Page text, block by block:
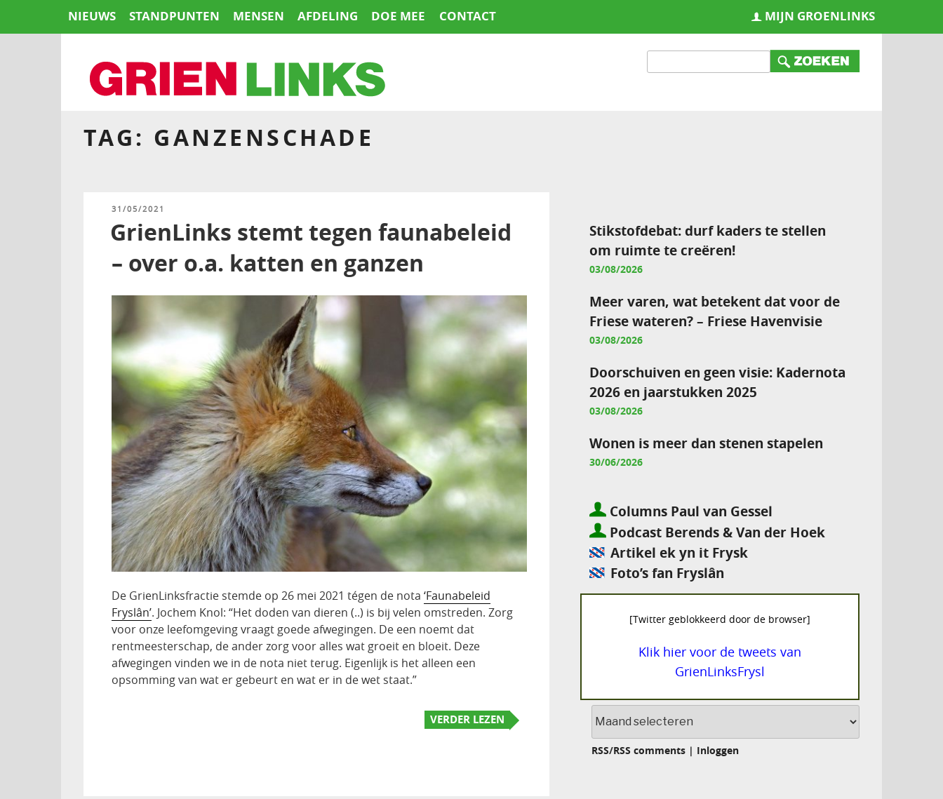
NIEUWS STANDPUNTEN MENSEN AFDELING DOE MEE CONTACT MIJN GROENLINKS
HOME
TAG: GANZENSCHADE
GEPLAATST
31/05/2021
GrienLinks stemt tegen faunabeleid
– over o.a. katten en ganzen
De GrienLinksfractie stemde op 26 mei 2021 tégen de nota ‘Faunabeleid
Fryslân’. Jochem Knol: “Het doden van dieren (..) is bij velen omstreden. Zorg
voor onze leefomgeving vraagt goede afwegingen. De een noemt dat
rentmeesterschap, de ander zorg voor alles wat groeit en bloeit. Deze
afwegingen vinden we in de nota niet terug. Eigenlijk is het alleen een
opsomming van wat er gebeurt en wat er in de wet staat.”
VERDER LEZEN
Stikstofdebat: durf kaders te stellen
om ruimte te creëren!
03/08/2026
Meer varen, wat betekent dat voor de
Friese wateren? – Friese Havenvisie
03/08/2026
Doorschuiven en geen visie: Kadernota
2026 en jaarstukken 2025
03/08/2026
Wonen is meer dan stenen stapelen
30/06/2026
Columns Paul van Gessel
Podcast Berends & Van der Hoek
Artikel ek yn it Frysk
Foto’s fan Fryslân
[Twitter geblokkeerd door de browser]
Klik hier voor de tweets van
GrienLinksFrysl
RSS/RSS comments| Inloggen